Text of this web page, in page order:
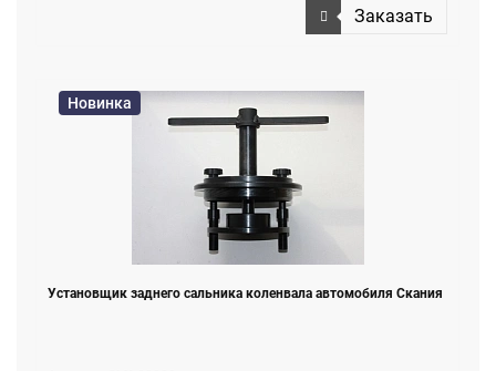
Заказать
Новинка
Установщик заднего сальника коленвала автомобиля Скания